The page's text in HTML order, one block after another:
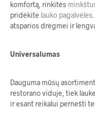
komfortą, rinkitės
pridėkite lauko pagalvėles
atsparios drėgmei ir
Universalumas
Dauguma mūsų
restorano viduje, tiek
ir esant reikalui pernešti